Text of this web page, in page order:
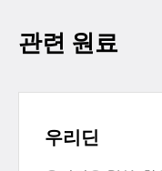
관련 원료
우리딘